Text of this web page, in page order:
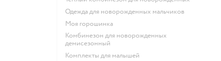
Одежда для новорожденных мальчиков
Моя горошинка
Комбинезон для новорожденных
демисезонный
Комплекты для малышей